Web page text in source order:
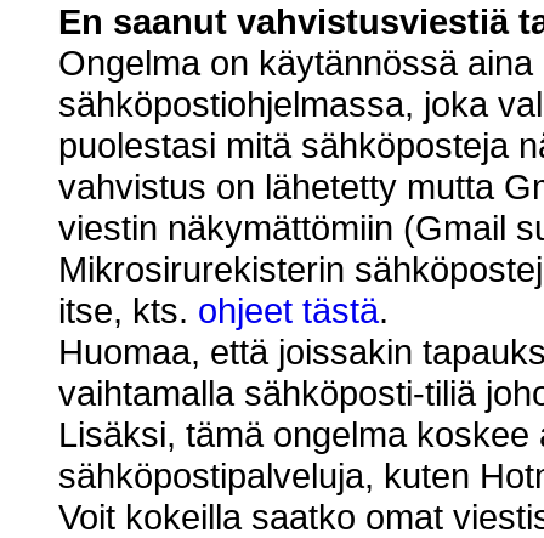
En saanut vahvistusviestiä
Ongelma on käytännössä
sähköpostiohjelmassa, joka
puolestasi mitä sähköposteja
vahvistus on lähetetty mutta
viestin näkymättömiin (Gmail
Mikrosirurekisterin
itse, kts. ohjeet tästä.
Huomaa, että joissakin
vaihtamalla sähköposti-tiliä
Lisäksi, tämä ongelma
sähköpostipalveluja, kuten
Voit kokeilla saatko omat